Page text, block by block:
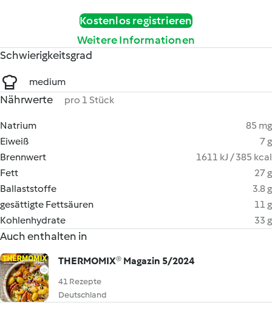
Kostenlos registrieren
Weitere Informationen
Schwierigkeitsgrad
medium
Nährwerte pro 1 Stück
Natrium
85 mg
Eiweiß
7 g
Brennwert
1611 kJ / 385 kcal
Fett
27 g
Ballaststoffe
3.8 g
gesättigte Fettsäuren
11 g
Kohlenhydrate
33 g
Auch enthalten in
THERMOMIX® Magazin 5/2024
41 Rezepte
Deutschland